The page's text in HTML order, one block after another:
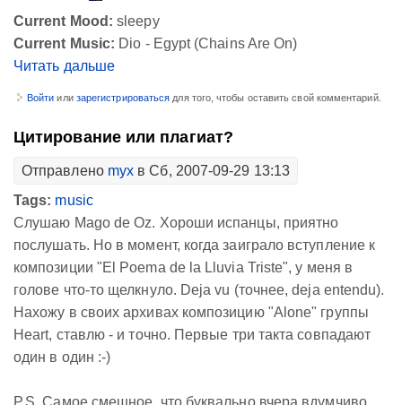
Current Mood: sleepy
Current Music: Dio - Egypt (Chains Are On)
Читать дальше
Войти или зарегистрироваться для того, чтобы оставить свой комментарий.
Цитирование или плагиат?
Отправлено myx в Сб, 2007-09-29 13:13
Tags: music
Слушаю Mago de Oz. Хороши испанцы, приятно
послушать. Но в момент, когда заиграло вступление к
композиции "El Poema de la Lluvia Triste", у меня в
голове что-то щелкнуло. Deja vu (точнее, deja entendu).
Нахожу в своих архивах композицию "Alone" группы
Heart, ставлю - и точно. Первые три такта совпадают
один в один :-)
P.S. Самое смешное, что буквально вчера вдумчиво